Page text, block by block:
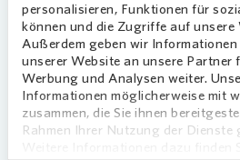
personalisieren, Funktionen für
können und die Zugriffe auf unsere
Außerdem geben wir
unserer Website an unsere Partner
Werbung und Analysen weiter.
Informationen möglicherweise mit
zusammen, die Sie ihnen
Rahmen Ihrer Nutzung der Dienste
Dieses Jahr verläuft bis jetzt
Grünflächen vonVonoviain
Mühldorf am Inn blüht endlich
angelegte Wildblumenwiese.
Mieterinnen und Mieter freuen
farbenfrohe Attraktion im